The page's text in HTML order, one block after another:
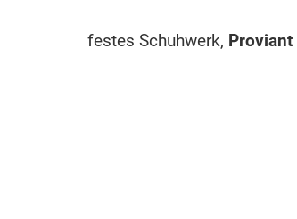
festes Schuhwerk, Proviant